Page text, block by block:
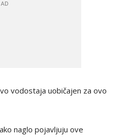
vodostaja uobičajen za ovo
naglo pojavljuju ove